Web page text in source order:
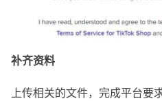
补齐资料
上传相关的文件，完成平台要